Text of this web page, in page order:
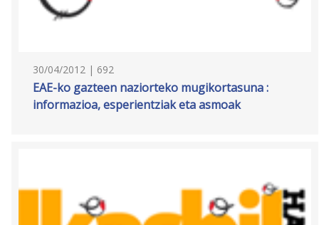
30/04/2012 | 692
EAE-ko gazteen naziorteko mugikortasuna :
informazioa, esperientziak eta asmoak